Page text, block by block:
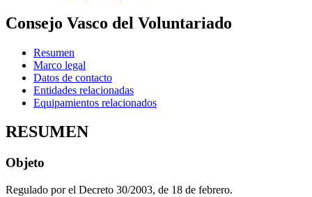
Consejo Vasco del Voluntariado
Resumen
Marco legal
Datos de contacto
Entidades relacionadas
Equipamientos relacionados
RESUMEN
Objeto
Regulado por el Decreto 30/2003, de 18 de febrero.